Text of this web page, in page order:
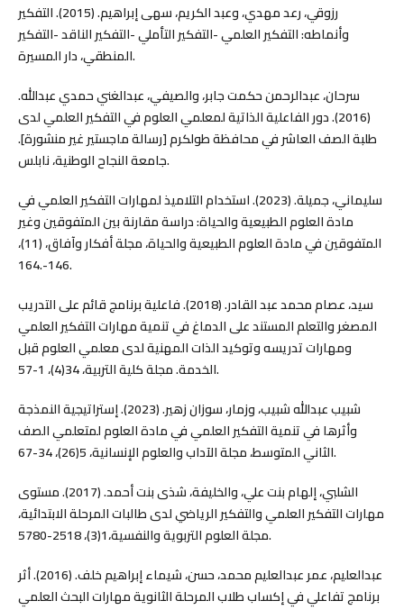
رزوقي، رعد مهدي، وعبد الكريم، سهى إبراهيم. (2015). التفكير
وأنماطه: التفكير العلمي -التفكير التأملي -التفكير الناقد -التفكير
المنطقي، دار المسيرة.
سرحان، عبدالرحمن حكمت جابر، والصيفي، عبدالغني حمدي عبدالله.
(2016). دور الفاعلية الذاتية لمعلمي العلوم في التفكير العلمي لدى
طلبة الصف العاشر في محافظة طولكرم [رسالة ماجستير غير منشورة].
جامعة النجاح الوطنية، نابلس.
سليماني، جميلة. (2023). استخدام التلاميذ لمهارات التفكير العلمي في
مادة العلوم الطبيعية والحياة: دراسة مقارنة بين المتفوقين وغير
المتفوقين في مادة العلوم الطبيعية والحياة، مجلة أفكار وآفاق، (11)،
146-.164.
سيد، عصام محمد عبد القادر. (2018). فاعلية برنامج قائم على التدريب
المصغر والتعلم المستند على الدماغ في تنمية مهارات التفكير العلمي
ومهارات تدريسه وتوكيد الذات المهنية لدى معلمي العلوم قبل
الخدمة. مجلة كلية التربية، 34(4)، 1-57.
شبيب عبدالله شبيب، وزمار، سوزان زهير. (2023). إستراتيجية النمذجة
وأثرها في تنمية التفكير العلمي في مادة العلوم لمتعلمي الصف
الثاني المتوسط، مجلة الآداب والعلوم الإنسانية، 5(26)، 34-67.
الشلبي، إلهام بنت علي، والخليفة، شذى بنت أحمد. (2017). مستوى
مهارات التفكير العلمي والتفكير الرياضي لدى طالبات المرحلة الابتدائية،
مجلة العلوم التربوية والنفسية،1(3)، 2518-5780.
عبدالعليم، عمر عبدالعليم محمد، حسن، شيماء إبراهيم خلف. (2016). أثر
برنامج تفاعلي في إكساب طلاب المرحلة الثانوية مهارات البحث العلمي